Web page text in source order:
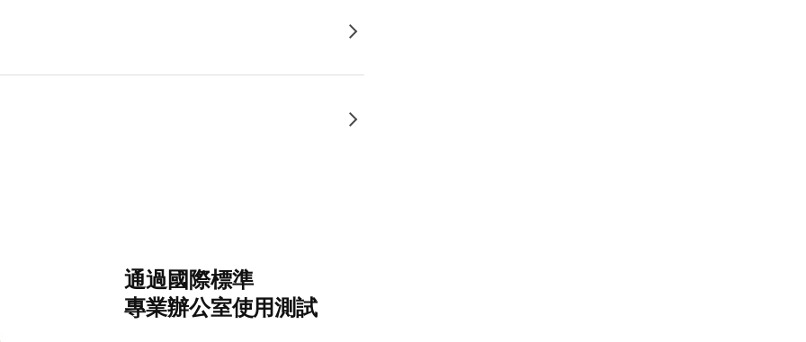
通過國際標準
專業辦公室使用測試